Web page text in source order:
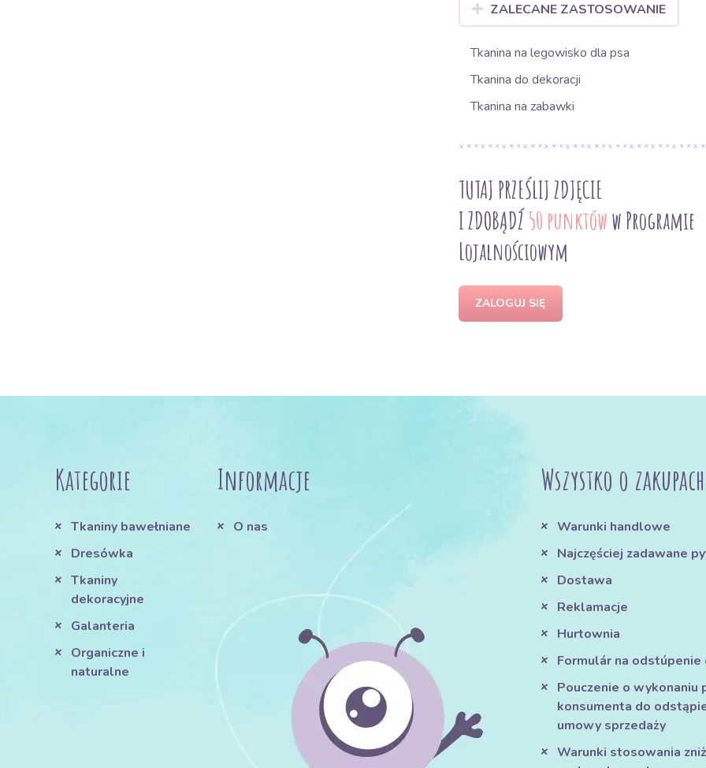
ZALECANE ZASTOSOWANIE
Tkanina na legowisko dla psa
Tkanina do dekoracji
Tkanina na zabawki
TUTAJ PRZEŚLIJ ZDJĘCIE
I ZDOBĄDŹ 50 punktóww Programie
Lojalnościowym
ZALOGUJ SIĘ
Kategorie
Tkaniny bawełniane
Dresówka
Tkaniny
dekoracyjne
Galanteria
Organiczne i
naturalne
Informacje
O nas
Wszystko o zakupach
Warunki handlowe
Najczęściej zadawane
Dostawa
Reklamacje
Hurtownia
Formulár na odstúpenie
Pouczenie o wykonaniu
konsumenta do
umowy sprzedaży
Warunki stosowania